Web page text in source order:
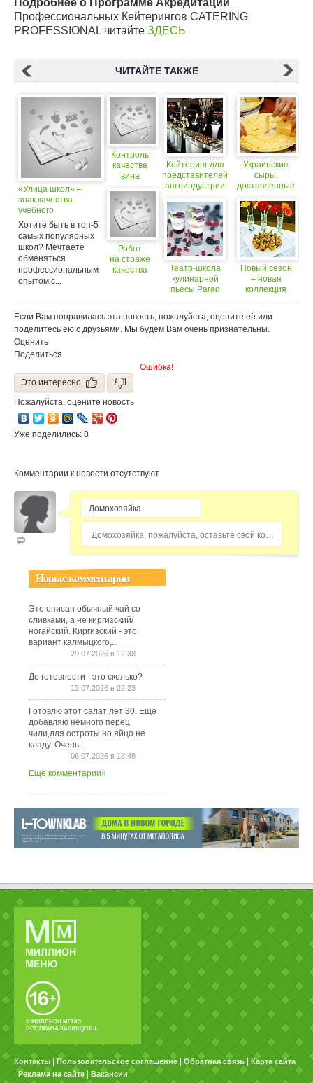
Подробнее о Программе Акредитации
Профессиональных Кейтерингов CATERING
PROFESSIONAL читайте ЗДЕСЬ
ЧИТАЙТЕ ТАКЖЕ
«Улица школ» –
знак качества
учебного
заведения!
Хотите быть в топ-5
самых популярных
школ? Мечтаете
обменяться
профессиональным
опытом с...
Контроль
качества
вина
ДНК
Робот
на страже
качества
Кейтеринг для
представителей
автоиндустрии
Parad catering
Театр-школа
кулинарной
пьесы Parad
Украинские
сыры,
доставленные
хорошего
качества
Новый сезон
– новая
коллекция
Если Вам понравилась эта новость, пожалуйста, оцените её или
поделитесь ею с друзьями. Мы будем Вам очень признательны.
Оценить
Поделиться
Ошибка!
Это интересно
Пожалуйста, оцените новость
Уже поделились: 0
Комментарии к новости отсутствуют
Домохозяйка, пожалуйста, оставьте свой комментарий...
Новые комментарии
Это описан обычный чай со
сливками, а не киргизский/
ногайский. Киргизский - это
вариант калмыцкого,...
29.07.2026 в 12:38
До готовности - это сколько?
13.07.2026 в 22:23
Готовлю этот салат лет 30. Ещё
добавляю немного перец
чили,для остроты,но яйцо не
кладу. Очень...
06.07.2026 в 18:48
Еще комментарии»
© МИЛЛИОН МЕНЮ.
ВСЕ ПРАВА ЗАЩИЩЕНЫ.
Контакты Пользовательское соглашение Обратная связь Карта сайта
|Реклама на сайте Вакансии